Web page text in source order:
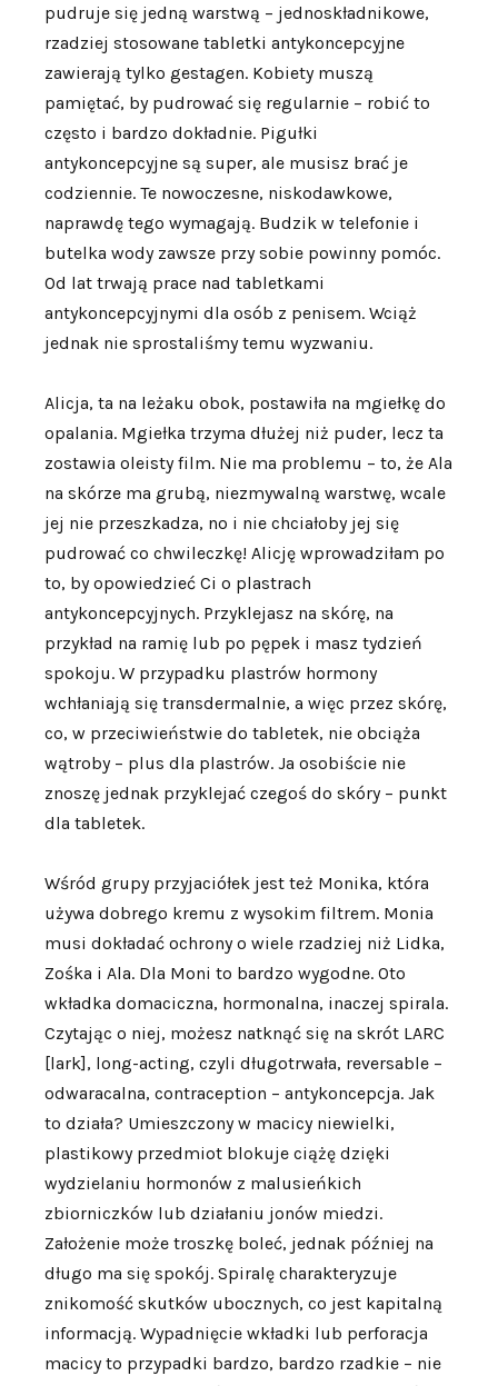
pudruje się jedną warstwą – jednoskładnikowe,
rzadziej stosowane tabletki antykoncepcyjne
zawierają tylko gestagen. Kobiety muszą
pamiętać, by pudrować się regularnie – robić to
często i bardzo dokładnie. Pigułki
antykoncepcyjne są super, ale musisz brać je
codziennie. Te nowoczesne, niskodawkowe,
naprawdę tego wymagają. Budzik w telefonie i
butelka wody zawsze przy sobie powinny pomóc.
Od lat trwają prace nad tabletkami
antykoncepcyjnymi dla osób z penisem. Wciąż
jednak nie sprostaliśmy temu wyzwaniu.
Alicja, ta na leżaku obok, postawiła na mgiełkę do
opalania. Mgiełka trzyma dłużej niż puder, lecz ta
zostawia oleisty film. Nie ma problemu – to, że Ala
na skórze ma grubą, niezmywalną warstwę, wcale
jej nie przeszkadza, no i nie chciałoby jej się
pudrować co chwileczkę! Alicję wprowadziłam po
to, by opowiedzieć Ci o plastrach
antykoncepcyjnych. Przyklejasz na skórę, na
przykład na ramię lub po pępek i masz tydzień
spokoju. W przypadku plastrów hormony
wchłaniają się transdermalnie, a więc przez skórę,
co, w przeciwieństwie do tabletek, nie obciąża
wątroby – plus dla plastrów. Ja osobiście nie
znoszę jednak przyklejać czegoś do skóry – punkt
dla tabletek.
Wśród grupy przyjaciółek jest też Monika, która
używa dobrego kremu z wysokim filtrem. Monia
musi dokładać ochrony o wiele rzadziej niż Lidka,
Zośka i Ala. Dla Moni to bardzo wygodne. Oto
wkładka domaciczna, hormonalna, inaczej spirala.
Czytając o niej, możesz natknąć się na skrót LARC
[lark], long-acting, czyli długotrwała, reversable –
odwaracalna, contraception – antykoncepcja. Jak
to działa? Umieszczony w macicy niewielki,
plastikowy przedmiot blokuje ciążę dzięki
wydzielaniu hormonów z malusieńkich
zbiorniczków lub działaniu jonów miedzi.
Założenie może troszkę boleć, jednak później na
długo ma się spokój. Spiralę charakteryzuje
znikomość skutków ubocznych, co jest kapitalną
informacją. Wypadnięcie wkładki lub perforacja
macicy to przypadki bardzo, bardzo rzadkie – nie